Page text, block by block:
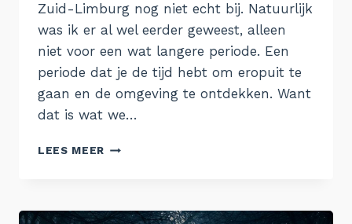
Zuid-Limburg nog niet echt bij. Natuurlijk
was ik er al wel eerder geweest, alleen
niet voor een wat langere periode. Een
periode dat je de tijd hebt om eropuit te
gaan en de omgeving te ontdekken. Want
dat is wat we…
LEES MEER DE
LIMBURG